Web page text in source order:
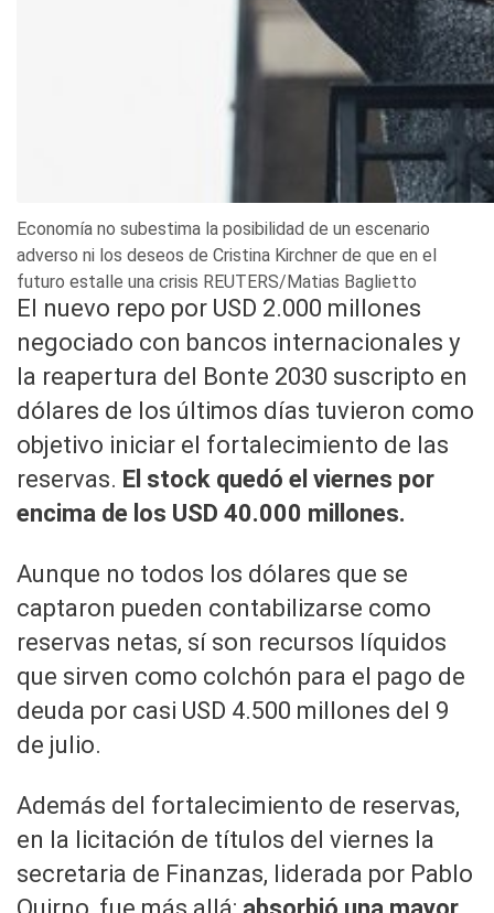
Economía no subestima la posibilidad de un escenario
adverso ni los deseos de Cristina Kirchner de que en el
futuro estalle una crisis REUTERS/Matias Baglietto
El nuevo repo por USD 2.000 millones
negociado con bancos internacionales y
la reapertura del Bonte 2030 suscripto en
dólares de los últimos días tuvieron como
objetivo iniciar el fortalecimiento de las
reservas. El stock quedó el viernes por
encima de los USD 40.000 millones.
Aunque no todos los dólares que se
captaron pueden contabilizarse como
reservas netas, sí son recursos líquidos
que sirven como colchón para el pago de
deuda por casi USD 4.500 millones del 9
de julio.
Además del fortalecimiento de reservas,
en la licitación de títulos del viernes la
secretaria de Finanzas, liderada por Pablo
Quirno, fue más allá: absorbió una mayor